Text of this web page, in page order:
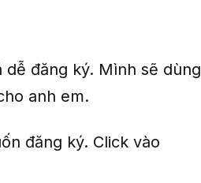
đăng ký. Mình sẽ dùng
anh em.
đăng ký. Click vào